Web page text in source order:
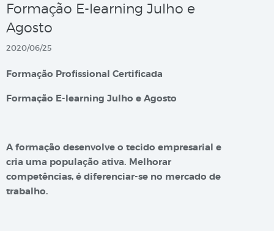
Formação E-learning Julho e
Agosto
2020/06/25
Formação Profissional Certificada
Formação E-learning Julho e Agosto
A formação desenvolve o tecido empresarial e
cria uma população ativa. Melhorar
competências, é diferenciar-se no mercado de
trabalho.